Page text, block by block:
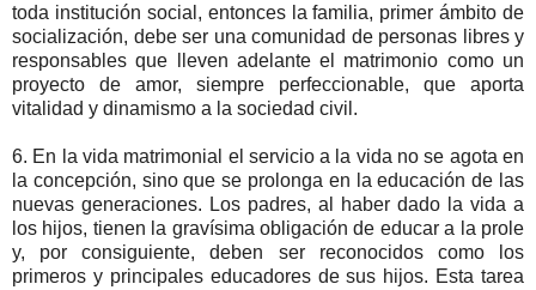
toda institución social, entonces la familia, primer ámbito de
socialización, debe ser una comunidad de personas libres y
responsables que lleven adelante el matrimonio como un
proyecto de amor, siempre perfeccionable, que aporta
vitalidad y dinamismo a la sociedad civil.
6. En la vida matrimonial el servicio a la vida no se agota en
la concepción, sino que se prolonga en la educación de las
nuevas generaciones. Los padres, al haber dado la vida a
los hijos, tienen la gravísima obligación de educar a la prole
y, por consiguiente, deben ser reconocidos como los
primeros y principales educadores de sus hijos. Esta tarea